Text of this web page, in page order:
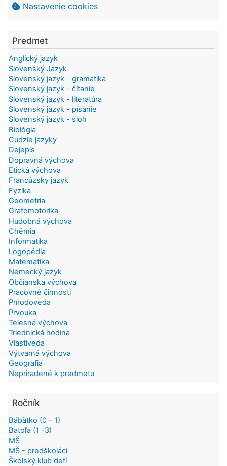
Nastavenie cookies
Predmet
Anglický jazyk
Slovenský Jazyk
Slovenský jazyk - gramatika
Slovenský jazyk - čítanie
Slovenský jazyk - literatúra
Slovenský jazyk - písanie
Slovenský jazyk - sloh
Biológia
Cudzie jazyky
Dejepis
Dopravná výchova
Etická výchova
Francúzsky jazyk
Fyzika
Geometria
Grafomotorika
Hudobná výchova
Chémia
Informatika
Logopédia
Matematika
Nemecký jazyk
Občianska výchova
Pracovné činnosti
Prírodoveda
Prvouka
Telesná výchova
Triednická hodina
Vlastiveda
Výtvarná výchova
Geografia
Nepriradené k predmetu
Ročník
Bábätko (0 - 1)
Batoľa (1 -3)
MŠ
MŠ - predškoláci
Školský klub detí